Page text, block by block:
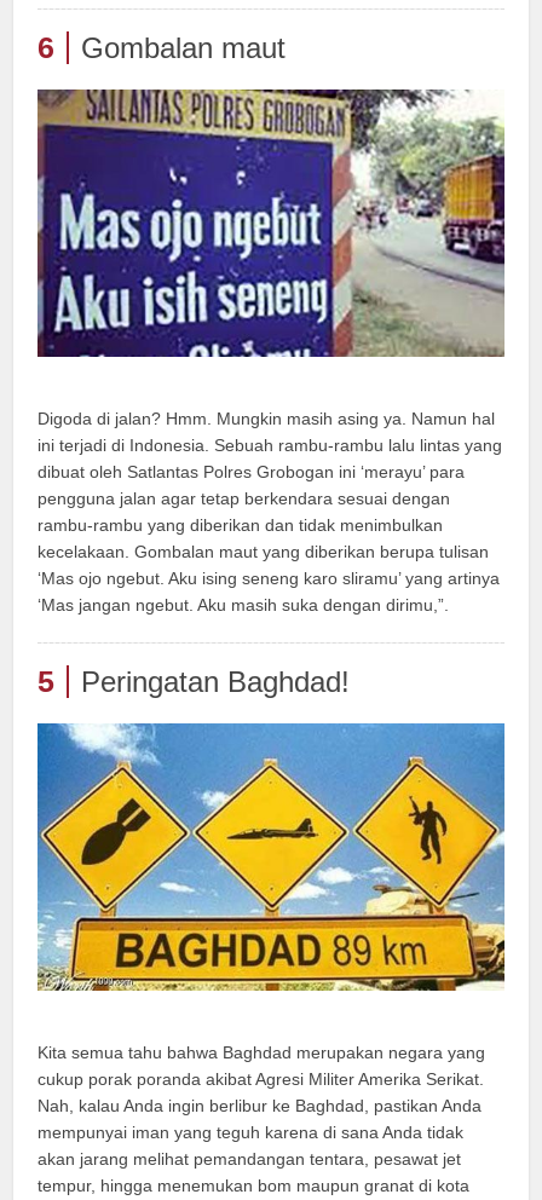
6 Gombalan maut
Digoda di jalan? Hmm. Mungkin masih asing ya. Namun hal
ini terjadi di Indonesia. Sebuah rambu-rambu lalu lintas yang
dibuat oleh Satlantas Polres Grobogan ini ‘merayu’ para
pengguna jalan agar tetap berkendara sesuai dengan
rambu-rambu yang diberikan dan tidak menimbulkan
kecelakaan. Gombalan maut yang diberikan berupa tulisan
‘Mas ojo ngebut. Aku ising seneng karo sliramu’ yang artinya
‘Mas jangan ngebut. Aku masih suka dengan dirimu,”.
5 Peringatan Baghdad!
Kita semua tahu bahwa Baghdad merupakan negara yang
cukup porak poranda akibat Agresi Militer Amerika Serikat.
Nah, kalau Anda ingin berlibur ke Baghdad, pastikan Anda
mempunyai iman yang teguh karena di sana Anda tidak
akan jarang melihat pemandangan tentara, pesawat jet
tempur, hingga menemukan bom maupun granat di kota